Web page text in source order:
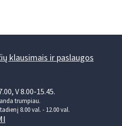
klausimais ir paslaugos
V 8.00-15.45.
trumpiau.
8.00 val. - 12.00 val.